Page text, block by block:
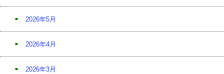
2026年5月
2026年4月
2026年3月